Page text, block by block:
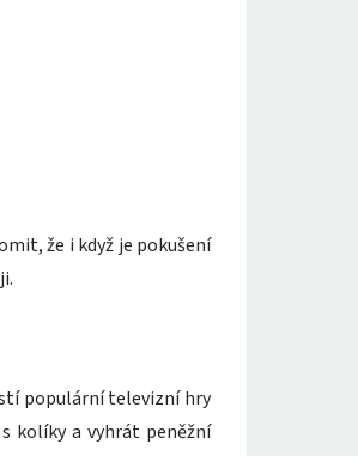
že i když je pokušení
populární televizní hry
kolíky a vyhrát peněžní